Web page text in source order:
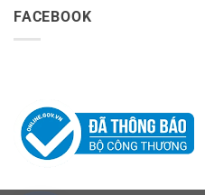
FACEBOOK